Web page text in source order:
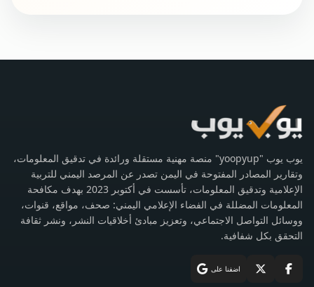
يوب يوب "yoopyup" منصة مهنية مستقلة ورائدة في تدقيق المعلومات،
وتقارير المصادر المفتوحة في اليمن تصدر عن المرصد اليمني للتربية
الإعلامية وتدقيق المعلومات، تأسست في أكتوبر 2023 بهدف مكافحة
المعلومات المضللة في الفضاء الإعلامي اليمني: صحف، مواقع، قنوات،
ووسائل التواصل الاجتماعي، وتعزيز مبادئ أخلاقيات النشر، ونشر ثقافة
التحقق بكل شفافية.
اضفنا على